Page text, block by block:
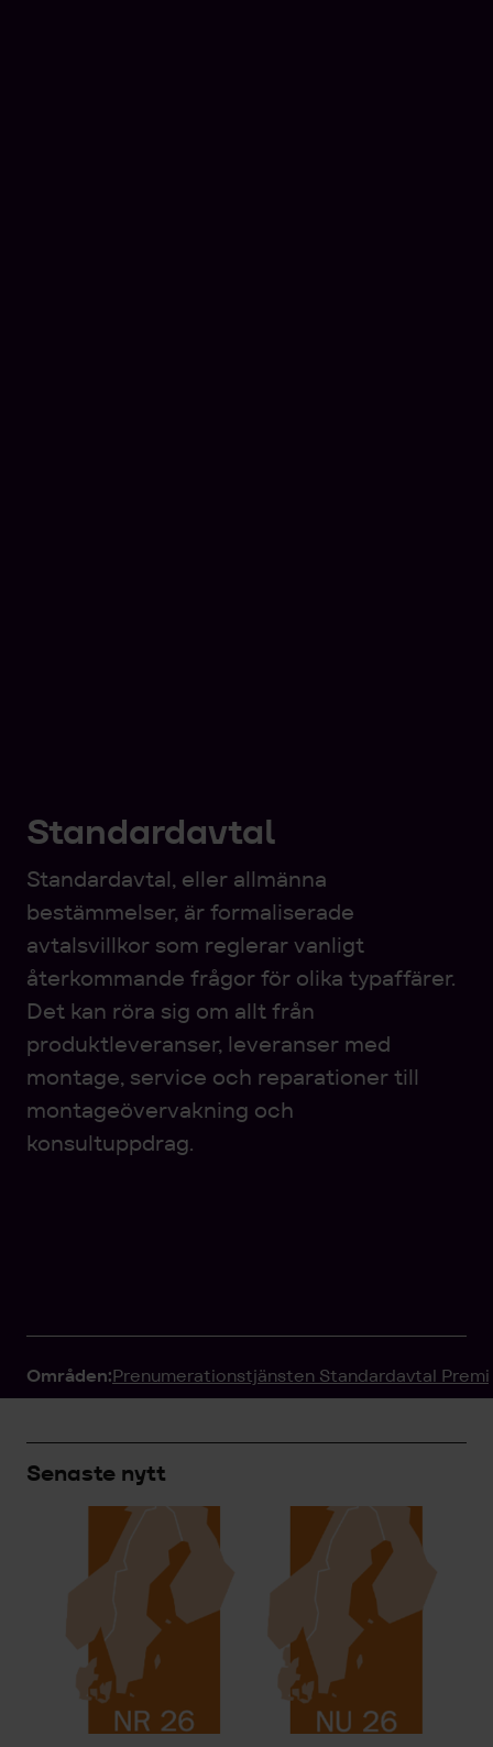
Standardavtal
Standardavtal, eller allmänna
bestämmelser, är formaliserade
avtalsvillkor som reglerar vanligt
återkommande frågor för olika typaffärer.
Det kan röra sig om allt från
produktleveranser, leveranser med
montage, service och reparationer till
montageövervakning och
konsultuppdrag.
Områden:Prenumerationstjänsten Standardavtal
Senaste nytt